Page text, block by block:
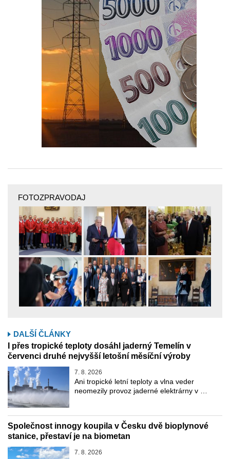
FOTOZPRAVODAJ
DALŠÍ ČLÁNKY
I přes tropické teploty dosáhl jaderný Temelín v
červenci druhé nejvyšší letošní měsíční výroby
7. 8. 2026
Ani tropické letní teploty a vlna veder
neomezily provoz jaderné elektrárny v …
Společnost innogy koupila v Česku dvě bioplynové
stanice, přestaví je na biometan
7. 8. 2026